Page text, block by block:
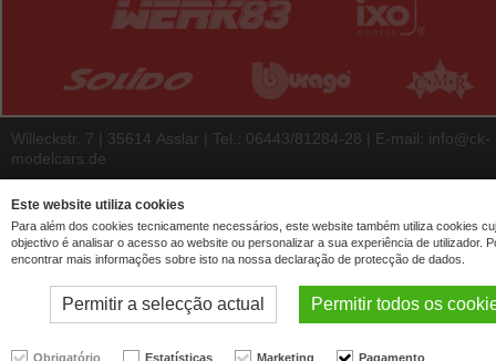
Willeckstr. 7 | 35614 Asslar | Tel.: 06443/81284-28 | E-mail: info@ck-
modelcars.de
© 2026 | ck-modelcars Christoph Krombach e.K.
4.9/ 5.00of 7446 ck-modelcars.de customer reviews | Trusted Shops
Este website utiliza cookies
Para além dos cookies tecnicamente necessários, este website também utiliza cookies
objectivo é analisar o acesso ao website ou personalizar a sua experiência de utilizador.
encontrar mais informações sobre isto na nossa declaração de protecção de dados.
Permitir a selecção actual Permitir todos os
Obrigatório Estatísticas Marketing Pagamento